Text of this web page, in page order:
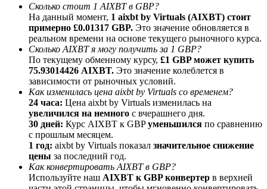
Реферал
Пригласите друга, чтобы получить денежные
вознаграждения
BTC Welcome Rewards
Сколько стоит 1 AIXBT в GBP?
На данный момент, 1 aixbt by Virtuals (AIXBT) стоит
примерно £0.01317 GBP. Это значение обновляется в
реальном времени на основе текущего рыночного курса.
Сколько AIXBT я могу получить за 1 GBP?
По текущему обменному курсу, £1 GBP может купить
75.93014426 AIXBT. Это значение колеблется в
зависимости от рыночных условий.
Как изменилась цена aixbt by Virtuals со временем?
24 часа: Цена aixbt by Virtuals изменилась на
увеличился на немного с вчерашнего дня.
30 дней: Курс AIXBT к GBPуменьшился по сравнению
с прошлым месяцем.
1 год: aixbt by Virtuals показал значительное снижение
цены за последний год.
Как конвертировать AIXBT в GBP?
Используйте наш AIXBT к GBP конвертер в верхней